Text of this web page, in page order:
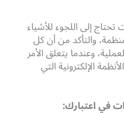
إلى اللجوء للأشياء
والتأكد من أن كل
وعندما يتعلق الأمر
الإلكترونية التي
في اعتبارك: